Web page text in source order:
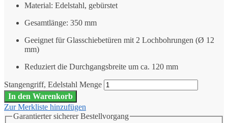
Material: Edelstahl, gebürstet
Gesamtlänge: 350 mm
Geeignet für Glasschiebetüren mit 2 Lochbohrungen (Ø 12
mm)
Reduziert die Durchgangsbreite um ca. 120 mm
Stangengriff, Edelstahl Menge
In den Warenkorb
Zur Merkliste hinzufügen
Garantierter sicherer Bestellvorgang